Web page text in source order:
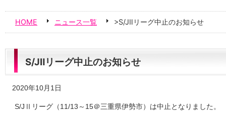
HOME ニュース一覧 >S/JⅡリーグ中止のお知らせ
S/JⅡリーグ中止のお知らせ
2020年10月1日
S/JⅡリーグ（11/13～15＠三重県伊勢市）は中止となりました。